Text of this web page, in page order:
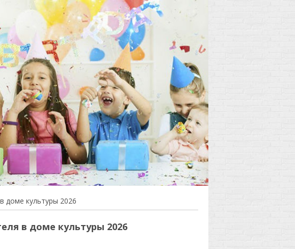
доме культуры 2026
в доме культуры 2026